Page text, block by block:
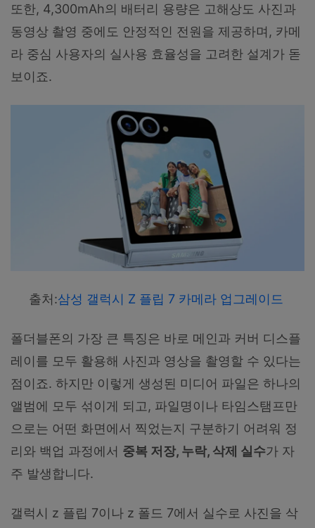
또한, 4,300mAh의 배터리 용량은 고해상도 사진과
동영상 촬영 중에도 안정적인 전원을 제공하며, 카메
라 중심 사용자의 실사용 효율성을 고려한 설계가 돋
보이죠.
출처:삼성 갤럭시 Z 플립 7 카메라 업그레이드
폴더블폰의 가장 큰 특징은 바로 메인과 커버 디스플
레이를 모두 활용해 사진과 영상을 촬영할 수 있다는
점이죠. 하지만 이렇게 생성된 미디어 파일은 하나의
앨범에 모두 섞이게 되고, 파일명이나 타임스탬프만
으로는 어떤 화면에서 찍었는지 구분하기 어려워 정
리와 백업 과정에서 중복 저장, 누락, 삭제 실수가 자
주 발생합니다.
갤럭시 z 플립 7이나 z 폴드 7에서 실수로 사진을 삭